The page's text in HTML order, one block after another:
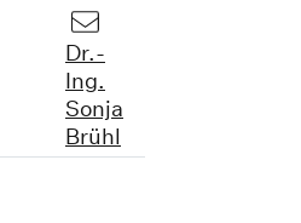
Dr.-
Ing.
Sonja
Brühl